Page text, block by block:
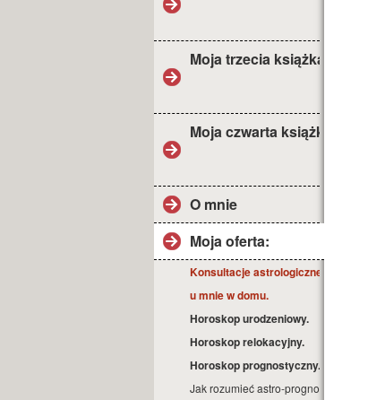
Moja trzecia książka
Moja czwarta książka
O mnie
Moja oferta:
Konsultacje astrologiczne
u mnie w domu.
Horoskop urodzeniowy.
Horoskop relokacyjny.
Horoskop prognostyczny.
Jak rozumieć astro-prognozę?